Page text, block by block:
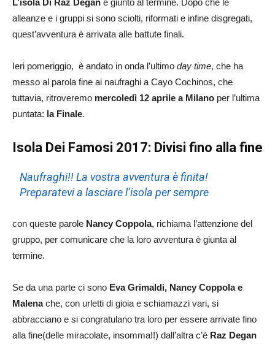
L’isola Di Raz Degan è giunto al termine. Dopo che le
alleanze e i gruppi si sono sciolti, riformati e infine disgregati,
quest’avventura è arrivata alle battute finali.
Ieri pomeriggio, è andato in onda l’ultimo day time, che ha
messo al parola fine ai naufraghi a Cayo Cochinos, che
tuttavia, ritroveremo mercoledì 12 aprile a Milano per l’ultima
puntata: la Finale.
Isola Dei Famosi 2017: Divisi fino alla fine
Naufraghi!! La vostra avventura è finita!
Preparatevi a lasciare l’isola per sempre
con queste parole Nancy Coppola, richiama l’attenzione del
gruppo, per comunicare che la loro avventura è giunta al
termine.
Se da una parte ci sono Eva Grimaldi, Nancy Coppola e
Malenache, con urletti di gioia e schiamazzi vari, si
abbracciano e si congratulano tra loro per essere arrivate fino
alla fine(delle miracolate, insomma!!) dall’altra c’è Raz Degan